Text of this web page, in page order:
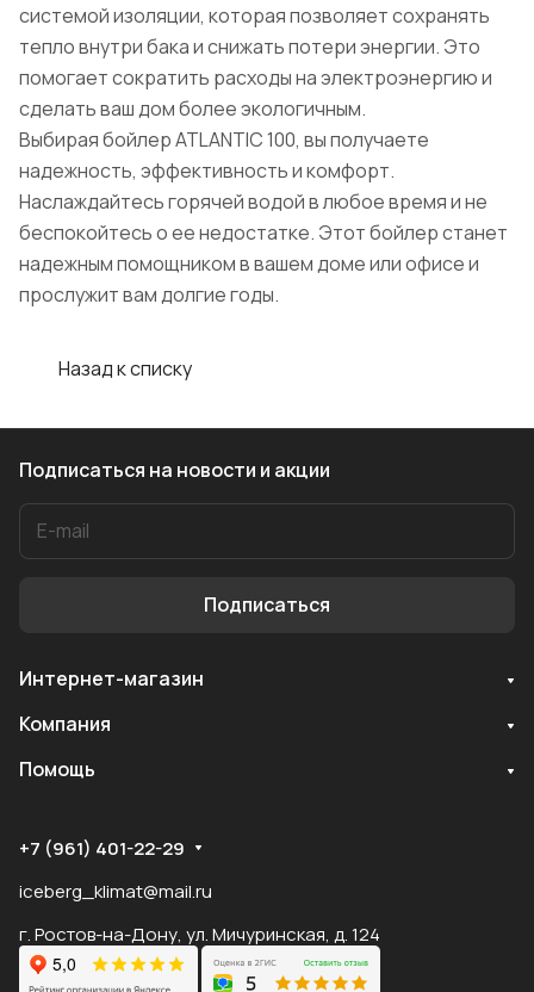
системой изоляции, которая позволяет сохранять
тепло внутри бака и снижать потери энергии. Это
помогает сократить расходы на электроэнергию и
сделать ваш дом более экологичным.
Выбирая бойлер ATLANTIC 100, вы получаете
надежность, эффективность и комфорт.
Наслаждайтесь горячей водой в любое время и не
беспокойтесь о ее недостатке. Этот бойлер станет
надежным помощником в вашем доме или офисе и
прослужит вам долгие годы.
Назад к списку
Подписаться на новости и акции
Подписаться
Интернет-магазин
Компания
Помощь
+7 (961) 401-22-29
iceberg_klimat@mail.ru
г. Ростов-на-Дону, ул. Мичуринская, д. 124